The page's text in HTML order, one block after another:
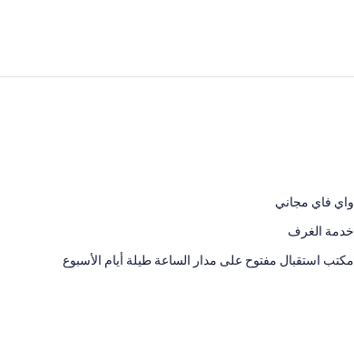
واي فاي مجاني
خدمة الغرف
مكتب استقبال مفتوح على مدار الساعة طيلة أيام الأسبوع